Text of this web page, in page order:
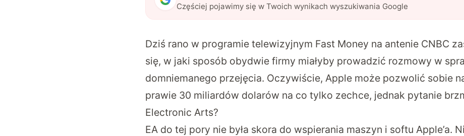
Częściej pojawimy się w Twoich wynikach wyszukiwania Google
Dziś rano w programie telewizyjnym Fast Money na antenie CNBC
się, w jaki sposób obydwie firmy miałyby prowadzić rozmowy w
domniemanego przejęcia. Oczywiście, Apple może pozwolić sobie
prawie 30 miliardów dolarów na co tylko zechce, jednak pytanie
Electronic Arts?
EA do tej pory nie była skora do wspierania maszyn i softu Apple’a.